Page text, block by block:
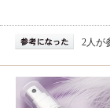
2人が